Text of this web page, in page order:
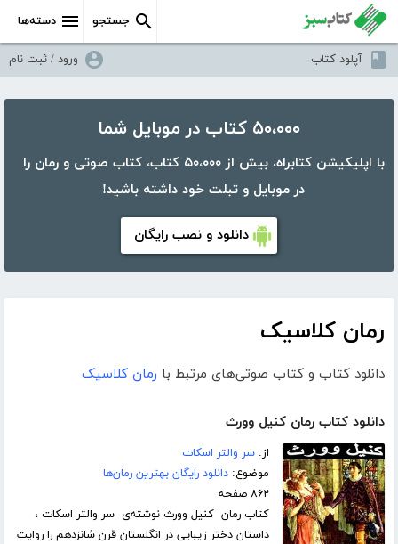
دسته‌ها جستجو
آپلود کتاب ورود / ثبت نام
۵۰،۰۰۰ کتاب در موبایل شما
با اپلیکیشن کتابراه، بیش از ۵۰،۰۰۰ کتاب، کتاب صوتی و رمان را
در موبایل و تبلت خود داشته باشید!
دانلود و نصب رایگان
رمان کلاسیک
دانلود کتاب و کتاب صوتی‌های مرتبط با رمان کلاسیک
دانلود کتاب رمان کنیل وورث
از:سر والتر اسکات
موضوع:دانلود رایگان بهترین رمان‌ها
۸۶۲ صفحه
کتاب رمان کنیل وورث نوشته‌ی سر والتر اسکات ،
داستان دختر زیبایی در انگلستان قرن شانزدهم را روایت